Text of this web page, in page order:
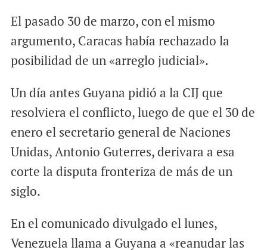
El pasado 30 de marzo, con el mismo
argumento, Caracas había rechazado la
posibilidad de un «arreglo judicial».
Un día antes Guyana pidió a la CIJ que
resolviera el conflicto, luego de que el 30 de
enero el secretario general de Naciones
Unidas, Antonio Guterres, derivara a esa
corte la disputa fronteriza de más de un
siglo.
En el comunicado divulgado el lunes,
Venezuela llama a Guyana a «reanudar las